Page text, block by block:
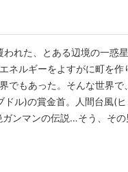
れた、とある辺境の一惑
ネルギーをよすがに町を作
でもあった。そんな世界で
ル)の賞金首。人間台風(ヒ
ンマンの伝説…そう、そ